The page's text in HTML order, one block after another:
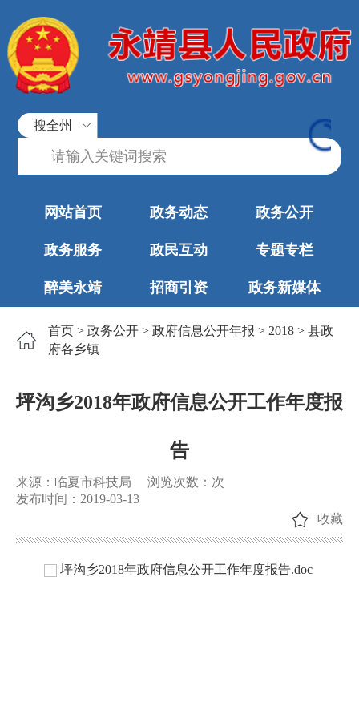
搜全州
网站首页 政务动态 政务公开
政务服务 政民互动 专题专栏
醉美永靖 招商引资 政务新媒体
首页 > 政务公开 > 政府信息公开年报 > 2018 > 县政
府各乡镇
坪沟乡2018年政府信息公开工作年度报
告
来源：临夏市科技局 浏览次数： 次
发布时间：2019-03-13
收藏
坪沟乡2018年政府信息公开工作年度报告.doc